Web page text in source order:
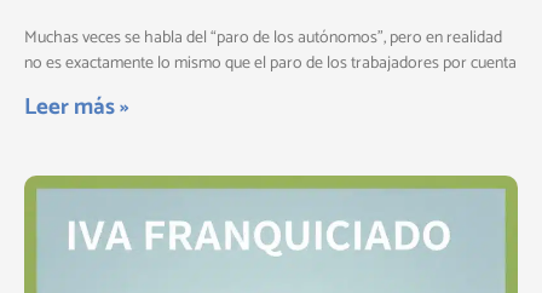
Muchas veces se habla del “paro de los autónomos”, pero en realidad
no es exactamente lo mismo que el paro de los trabajadores por cuenta
Leer más »